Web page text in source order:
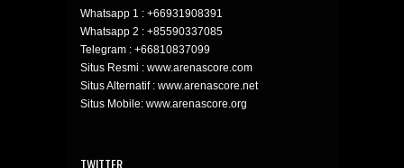
Whatsapp 1 : +66931908391
Whatsapp 2 : +85590337085
Telegram : +66810837099
Situs Resmi : www.arenascore.com
Situs Alternatif : www.arenascore.net
Situs Mobile: www.arenascore.org
TWITTER